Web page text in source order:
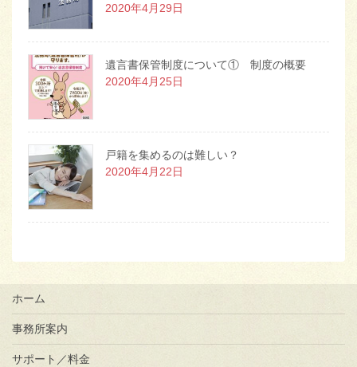
2020年4月29日
遺言書保管制度について① 制度の概要
2020年4月25日
戸籍を集めるのは難しい？
2020年4月22日
ホーム
事務所案内
サポート／料金